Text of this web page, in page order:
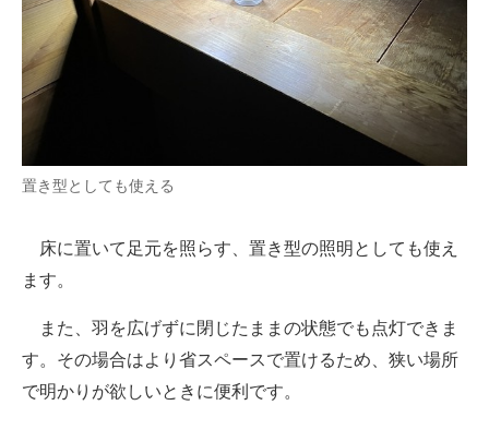
置き型としても使える
床に置いて足元を照らす、置き型の照明としても使え
ます。
また、羽を広げずに閉じたままの状態でも点灯できま
す。その場合はより省スペースで置けるため、狭い場所
で明かりが欲しいときに便利です。